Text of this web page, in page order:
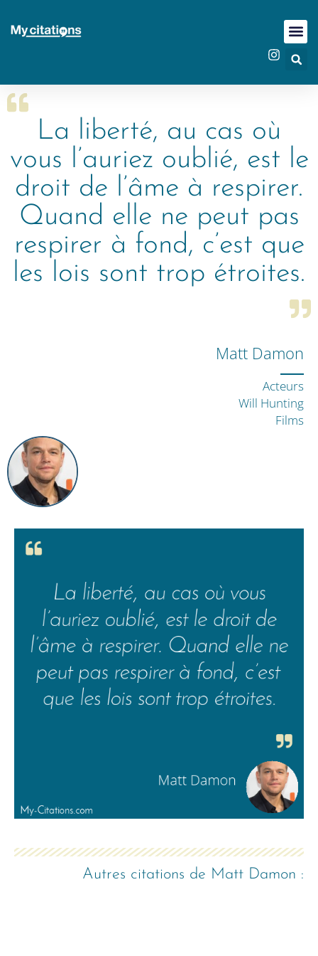
La liberté, au cas où
vous l’auriez oublié, est le
droit de l’âme à respirer.
Quand elle ne peut pas
respirer à fond, c’est que
les lois sont trop étroites.
Matt Damon
Acteurs
Will Hunting
Films
Autres citations de Matt Damon :